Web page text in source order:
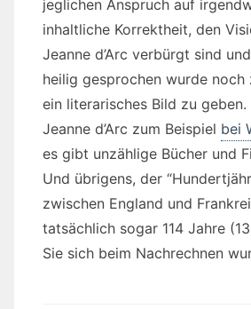
jeglichen Anspruch auf
inhaltliche Korrektheit, den
Jeanne d’Arc verbürgt sind
heilig gesprochen wurde noch
ein literarisches Bild zu geben.
Jeanne d’Arc zum Beispiel bei
es gibt unzählige Bücher und
Und übrigens, der
zwischen England und
tatsächlich sogar 114 Jahre
Sie sich beim Nachrechnen